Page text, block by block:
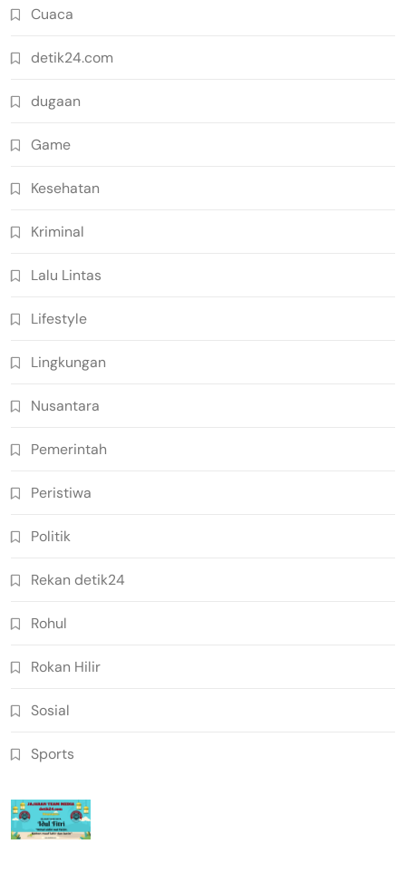
Cuaca
detik24.com
dugaan
Game
Kesehatan
Kriminal
Lalu Lintas
Lifestyle
Lingkungan
Nusantara
Pemerintah
Peristiwa
Politik
Rekan detik24
Rohul
Rokan Hilir
Sosial
Sports